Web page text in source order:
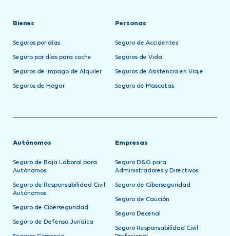
Bienes
Seguros por días
Seguro por días para coche
Seguros de Impago de Alquiler
Seguros de Hogar
Personas
Seguro de Accidentes
Seguros de Vida
Seguros de Asistencia en Viaje
Seguro de Mascotas
Autónomos
Seguro de Baja Laboral para
Autónomos
Seguro de Responsabilidad Civil
Autónomos
Seguro de Ciberseguridad
Seguro de Defensa Jurídica
Empresas
Seguro D&O para
Administradores y Directivos
Seguro de Ciberseguridad
Seguro de Caución
Seguro Decenal
Seguro Responsabilidad Civil